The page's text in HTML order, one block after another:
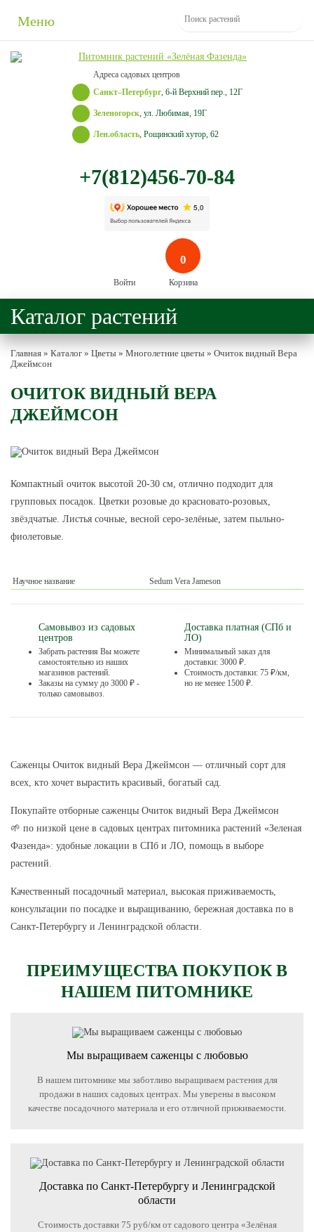
Меню
Адреса садовых центров
Санкт–Петербург, 6-й Верхний пер., 12Г
Зеленогорск, ул. Любимая, 19Г
Лен.область, Рощинский хутор, 62
+7(812)456-70-84
Войти
0
Корзина
Каталог растений
Главная » Каталог » Цветы » Многолетние цветы » Очиток видный Вера
Джеймсон
ОЧИТОК ВИДНЫЙ ВЕРА
ДЖЕЙМСОН
Компактный очиток высотой 20-30 см, отлично подходит для
групповых посадок. Цветки розовые до красновато-розовых,
звёздчатые. Листья сочные, весной серо-зелёные, затем пыльно-
фиолетовые.
Научное название Sedum Vera Jameson
Самовывоз из садовых
центров
Забрать растения Вы можете
самостоятельно из наших
магазинов растений.
Заказы на сумму до 3000 ₽ -
только самовывоз.
Доставка платная (СПб и
ЛО)
Минимальный заказ для
доставки: 3000 ₽.
Стоимость доставки: 75 ₽/км,
но не менее 1500 ₽.
Саженцы Очиток видный Вера Джеймсон — отличный сорт для
всех, кто хочет вырастить красивый, богатый сад.
Покупайте отборные саженцы Очиток видный Вера Джеймсон
🌱 по низкой цене в садовых центрах питомника растений «Зеленая
Фазенда»: удобные локации в СПб и ЛО, помощь в выборе
растений.
Качественный посадочный материал, высокая приживаемость,
консультации по посадке и выращиванию, бережная доставка по в
Санкт-Петербургу и Ленинградской области.
ПРЕИМУЩЕСТВА ПОКУПОК В
НАШЕМ ПИТОМНИКЕ
Мы выращиваем саженцы с любовью
В нашем питомнике мы заботливо выращиваем растения для
продажи в наших садовых центрах. Мы уверены в высоком
качестве посадочного материала и его отличной приживаемости.
Доставка по Санкт-Петербургу и Ленинградской
области
Стоимость доставки 75 руб/км от садового центра «Зелёная